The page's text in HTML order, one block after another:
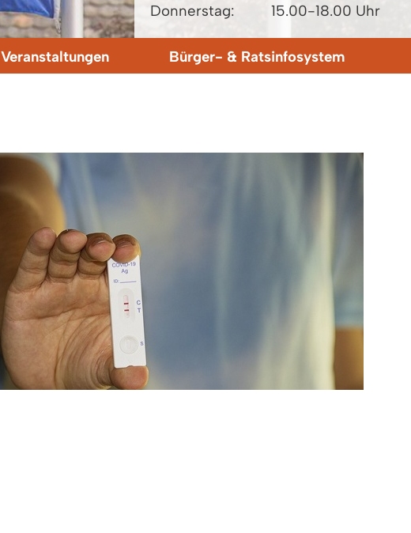
Donnerstag:
15.00-18.00 Uhr
Veranstaltungen Bürger- & Ratsinfosystem